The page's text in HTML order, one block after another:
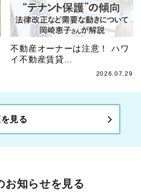
不動産オーナーは注意！ ハワ
イ不動産賃貸...
2026.07.29
見る
お知らせを見る